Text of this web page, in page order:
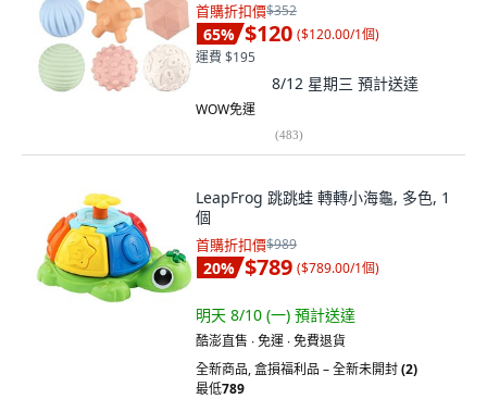
首購折扣價$352
65% $120 ($120.00/1個)
運費 $195
8/12 星期三 預計送達
WOW免運
(483)
LeapFrog 跳跳蛙 轉轉小海龜, 多色, 1
個
首購折扣價$989
20% $789 ($789.00/1個)
明天 8/10 (一) 預計送達
酷澎直售 ∙ 免運 ∙ 免費退貨
全新商品,盒損福利品 – 全新未開封(2)
最低789